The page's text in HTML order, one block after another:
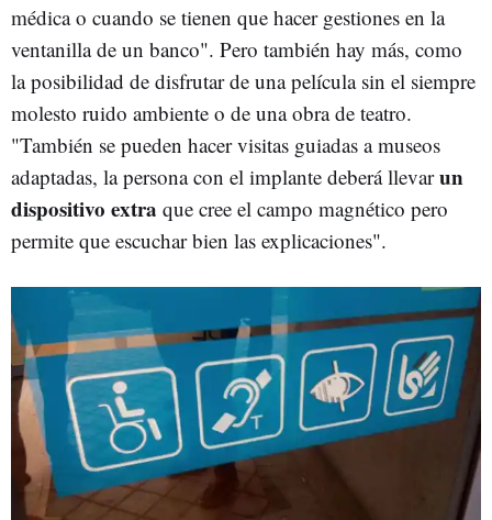
médica o cuando se tienen que hacer gestiones en la
ventanilla de un banco". Pero también hay más, como
la posibilidad de disfrutar de una película sin el siempre
molesto ruido ambiente o de una obra de teatro.
"También se pueden hacer visitas guiadas a museos
adaptadas, la persona con el implante deberá llevarun
dispositivo extra que cree el campo magnético pero
permite que escuchar bien las explicaciones".